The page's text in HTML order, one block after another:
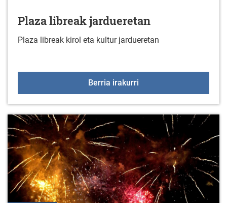
Plaza libreak jardueretan
Plaza libreak kirol eta kultur jardueretan
Berria irakurri